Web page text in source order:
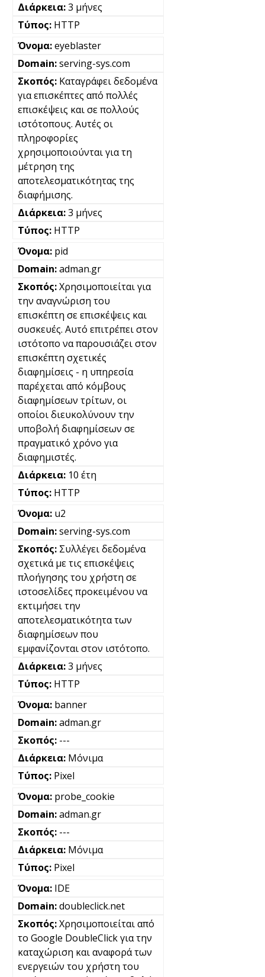
3 μήνες
HTTP
eyeblaster
serving-sys.com
Καταγράφει δεδομένα
για επισκέπτες από πολλές
επισκέψεις και σε πολλούς
ιστότοπους. Αυτές οι
πληροφορίες
χρησιμοποιούνται για τη
μέτρηση της
αποτελεσματικότητας της
διαφήμισης.
3 μήνες
HTTP
pid
adman.gr
Χρησιμοποιείται για
την αναγνώριση του
επισκέπτη σε επισκέψεις και
συσκευές. Αυτό επιτρέπει στον
ιστότοπο να παρουσιάζει στον
επισκέπτη σχετικές
διαφημίσεις - η υπηρεσία
παρέχεται από κόμβους
διαφημίσεων τρίτων, οι
οποίοι διευκολύνουν την
υποβολή διαφημίσεων σε
πραγματικό χρόνο για
διαφημιστές.
10 έτη
HTTP
u2
serving-sys.com
Συλλέγει δεδομένα
σχετικά με τις επισκέψεις
πλοήγησης του χρήστη σε
ιστοσελίδες προκειμένου να
εκτιμήσει την
αποτελεσματικότητα των
διαφημίσεων που
εμφανίζονται στον ιστότοπο.
3 μήνες
HTTP
banner
adman.gr
---
Μόνιμα
Pixel
probe_cookie
adman.gr
---
Μόνιμα
Pixel
IDE
doubleclick.net
Χρησιμοποιείται από
το Google DoubleClick για την
καταχώριση και αναφορά των
ενεργειών του χρήστη του